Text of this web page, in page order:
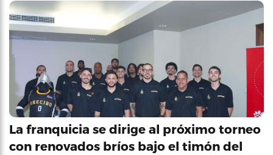
La franquicia se dirige al próximo torneo
con renovados bríos bajo el timón del